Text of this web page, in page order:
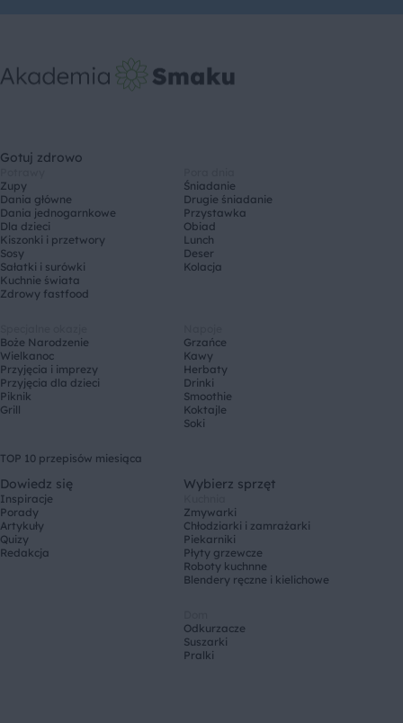
Gotuj zdrowo
Zupy
Dania główne
Dania jednogarnkowe
Dla dzieci
Kiszonki i przetwory
Sosy
Sałatki i surówki
Kuchnie świata
Zdrowy fastfood
Śniadanie
Drugie śniadanie
Przystawka
Obiad
Lunch
Deser
Kolacja
Boże Narodzenie
Wielkanoc
Przyjęcia i imprezy
Przyjęcia dla dzieci
Piknik
Grill
Grzańce
Kawy
Herbaty
Drinki
Smoothie
Koktajle
Soki
TOP 10 przepisów miesiąca
Dowiedz się
Inspiracje
Porady
Artykuły
Quizy
Redakcja
Wybierz sprzęt
Zmywarki
Chłodziarki i zamrażarki
Piekarniki
Płyty grzewcze
Roboty kuchnne
Blendery ręczne i kielichowe
Odkurzacze
Suszarki
Pralki